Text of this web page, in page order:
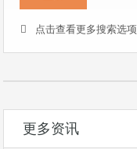
点击查看更多搜索选项
更多资讯